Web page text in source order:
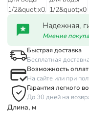
Надежная,
Мнение
Быстрая доставка
Бесплатная
Возможность
На сайте или при
Гарантия легкого
До 30 дней на
Длина, м